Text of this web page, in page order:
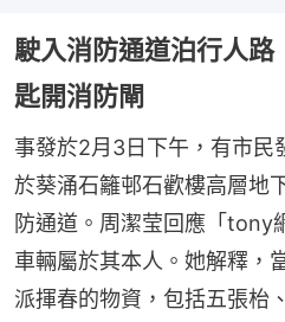
駛入消防通道泊行人
匙開消防閘
事發於2月3日下午，有市民
於葵涌石籬邨石歡樓高層地
防通道。周潔莹回應「tony
車輛屬於其本人。她解釋，
派揮春的物資，包括五張枱